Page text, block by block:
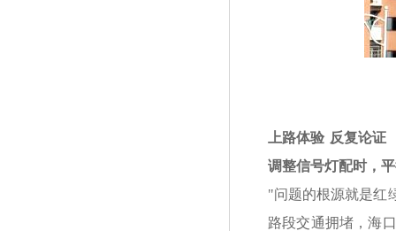
上路体验 反复论证
调整信号灯配时，
"问题的根源就是红
路段交通拥堵，海